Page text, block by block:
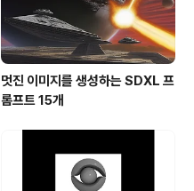
멋진 이미지를 생성하는 SDXL 프
롬프트 15개